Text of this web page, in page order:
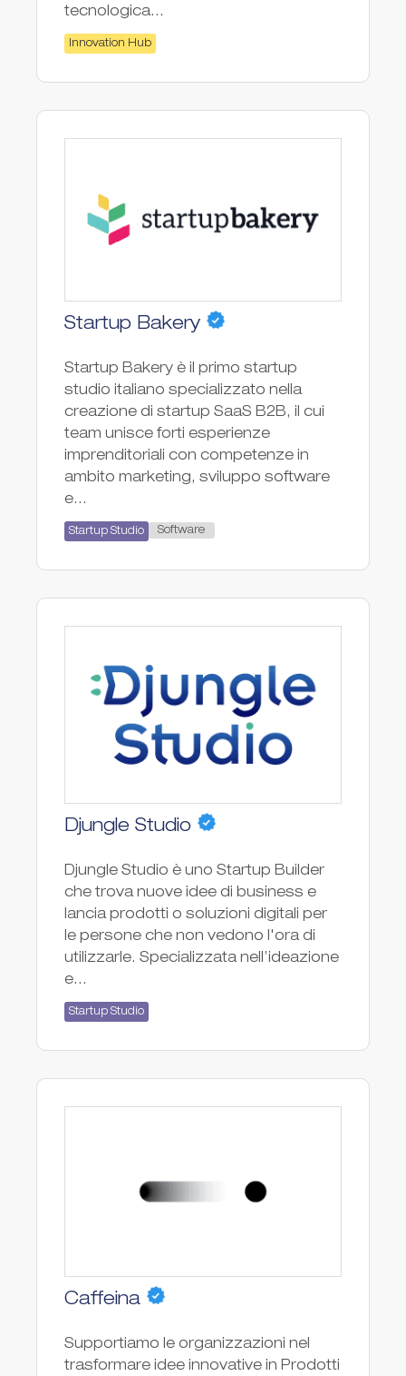
tecnologica...
Innovation Hub
Startup Bakery
Startup Bakery è il primo startup
studio italiano specializzato nella
creazione di startup SaaS B2B, il cui
team unisce forti esperienze
imprenditoriali con competenze in
ambito marketing, sviluppo software
e...
Startup Studio Software
Djungle Studio
Djungle Studio è uno Startup Builder
che trova nuove idee di business e
lancia prodotti o soluzioni digitali per
le persone che non vedono l'ora di
utilizzarle. Specializzata nell’ideazione
e...
Startup Studio
Caffeina
Supportiamo le organizzazioni nel
trasformare idee innovative in Prodotti